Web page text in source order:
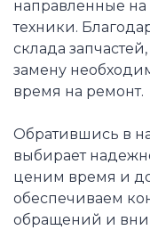
направленные
техники.
склада
замену
время на ремонт.
Обратившись в
выбирает
ценим время и
обеспечиваем
обращений и